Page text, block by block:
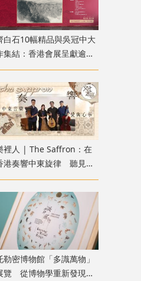
白石10幅精品與吳冠中大
集結：香港會展呈獻逾百
近現代書畫真跡
裡人 | The Saffron：在
港奏響中東旋律 聽見音
裡的人情溫度
勒密博物館「多識萬物」
覽 從博物學重新發現自